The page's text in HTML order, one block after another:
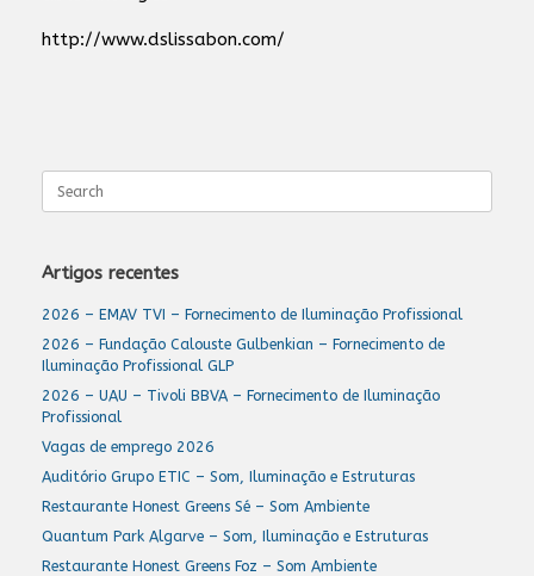
http://www.dslissabon.com/
for:
Artigos recentes
2026 – EMAV TVI – Fornecimento de Iluminação Profissional
2026 – Fundação Calouste Gulbenkian – Fornecimento de
Iluminação Profissional GLP
2026 – UAU – Tivoli BBVA – Fornecimento de Iluminação
Profissional
Vagas de emprego 2026
Auditório Grupo ETIC – Som, Iluminação e Estruturas
Restaurante Honest Greens Sé – Som Ambiente
Quantum Park Algarve – Som, Iluminação e Estruturas
Restaurante Honest Greens Foz – Som Ambiente